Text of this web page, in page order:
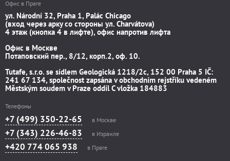
Офис в Праге
ул. Národní 32, Praha 1, Palác Chicago
(вход через арку со стороны ул. Charvátova)
4 этаж (кнопка 4 в лифте), офис напротив лифта
Офис в Москве
Потаповский пер., 8/12, корп.2, оф. 10.
Tutafe, s.r.o. se sídlem Geologická 1218/2c, 152 00 Praha 5 IČ:
241 67 134, společnost zapsána v obchodním rejstříku vedeném
Městským soudem v Praze oddíl C vložka 184883
Телефоны
+7 (499) 350-22-65 в Москве
+7 (343) 226-46-83 в Израиле
+420 774 065 938 в Праге